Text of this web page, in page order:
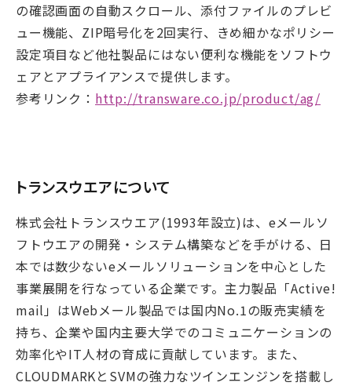
の確認画面の自動スクロール、添付ファイルのプレビ
ュー機能、ZIP暗号化を2回実行、きめ細かなポリシー
設定項目など他社製品にはない便利な機能をソフトウ
ェアとアプライアンスで提供します。
参考リンク： http://transware.co.jp/product/ag/
トランスウエアについて
株式会社トランスウエア(1993年設立)は、eメールソ
フトウエアの開発・システム構築などを手がける、日
本では数少ないeメールソリューションを中心とした
事業展開を行なっている企業です。主力製品「Active!
mail」はWebメール製品では国内No.1の販売実績を
持ち、企業や国内主要大学でのコミュニケーションの
効率化やIT人材の育成に貢献しています。また、
CLOUDMARKとSVMの強力なツインエンジンを搭載し